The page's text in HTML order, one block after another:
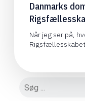
Danmarks
Når jeg ser på,